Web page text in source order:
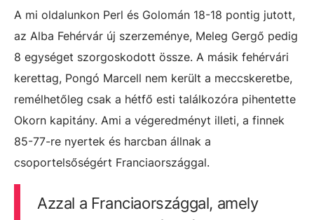
A mi oldalunkon Perl és Golomán 18-18 pontig jutott,
az Alba Fehérvár új szerzeménye, Meleg Gergő pedig
8 egységet szorgoskodott össze. A másik fehérvári
kerettag, Pongó Marcell nem került a meccskeretbe,
remélhetőleg csak a hétfő esti találkozóra pihentette
Okorn kapitány. Ami a végeredményt illeti, a finnek
85-77-re nyertek és harcban állnak a
csoportelsőségért Franciaországgal.
Azzal a Franciaországgal, amely